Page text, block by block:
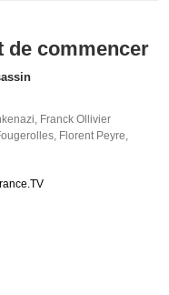
de commencer
, Franck Ollivier
, Florent Peyre,